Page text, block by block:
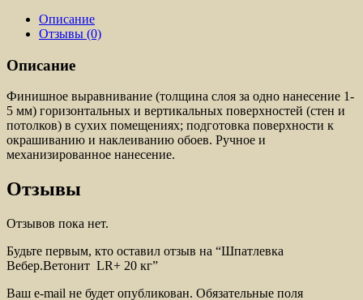
Описание
Отзывы (0)
Описание
Финишное выравнивание (толщина слоя за одно нанесение 1-
5 мм) горизонтальных и вертикальных поверхностей (стен и
потолков) в сухих помещениях; подготовка поверхности к
окрашиванию и наклеиванию обоев. Ручное и
механизированное нанесение.
Отзывы
Отзывов пока нет.
Будьте первым, кто оставил отзыв на “Шпатлевка
Вебер.Ветонит LR+ 20 кг”
Ваш e-mail не будет опубликован. Обязательные поля